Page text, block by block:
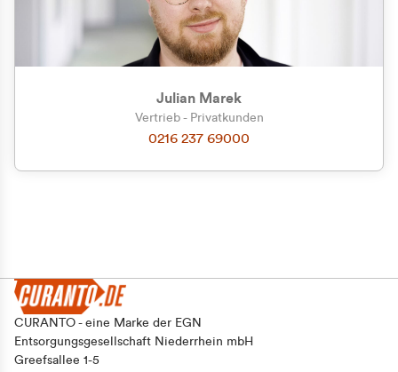
Julian Marek
Vertrieb - Privatkunden
0216 237 69000
CURANTO - eine Marke der EGN
Entsorgungsgesellschaft Niederrhein mbH
Greefsallee 1-5